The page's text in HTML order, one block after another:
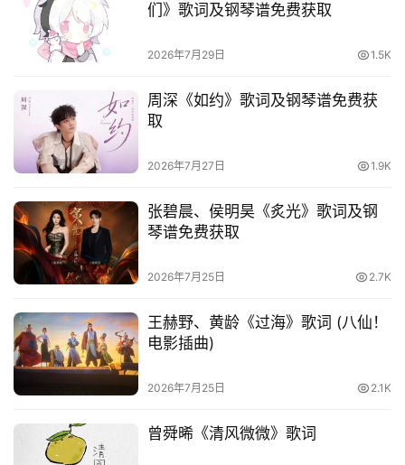
们》歌词及钢琴谱免费获取
2026年7月29日 1.5K
周深《如约》歌词及钢琴谱免费获
取
2026年7月27日 1.9K
张碧晨、侯明昊《炙光》歌词及钢
琴谱免费获取
2026年7月25日 2.7K
王赫野、黄龄《过海》歌词 (八仙！
电影插曲)
2026年7月25日 2.1K
曾舜晞《清风微微》歌词